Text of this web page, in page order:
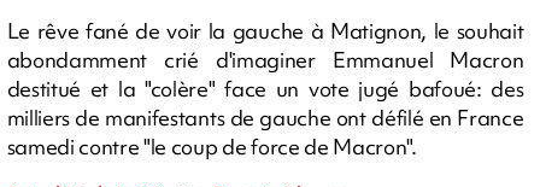
Le rêve fané de voir la gauche à Matignon, le souhait
abondamment crié d'imaginer Emmanuel Macron
destitué et la "colère" face un vote jugé bafoué: des
milliers de manifestants de gauche ont défilé en France
samedi contre "le coup de force de Macron".